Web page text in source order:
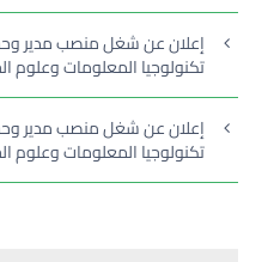
إعلان عن شغل منصب مدير
تكنولوجيا المعلومات وعلوم
إعلان عن شغل منصب مدير
تكنولوجيا المعلومات وعلوم